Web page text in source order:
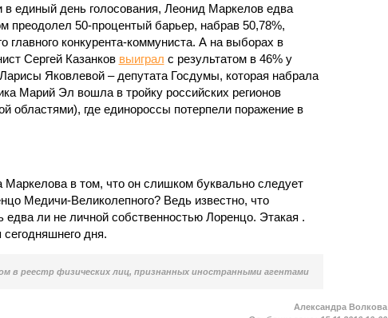
единый день голосования, Леонид Маркелов едва
преодолел 50-процентый барьер, набрав 50,78%,
главного конкурента-коммуниста. А на выборах в
Сергей Казанков выиграл с результатом в 46% у
Яковлевой – депутата Госдумы, которая набрала
Марий Эл вошла в тройку российских регионов
областями), где единороссы потерпели поражение в
в том, что он слишком буквально следует
Медичи-Великолепного? Ведь известно, что
едва ли не личной собственностью Лоренцо. Этакая .
дня.
в реестр физических лиц, признанных иностранными агентами
Александра Волкова